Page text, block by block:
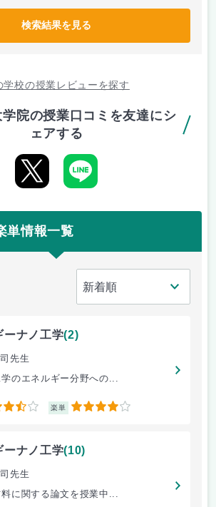
検索結果を見る
学校の授業レビューを探す
院の授業口コミを友達にシ
ェアする
単情報一覧
ーナノ工学(2)
先生
のエネルギー分野への...
楽単 4
ーナノ工学(10)
先生
に関する論文を授業中...